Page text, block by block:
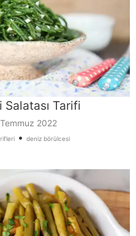
Tarifi
2022
• deniz börülcesi